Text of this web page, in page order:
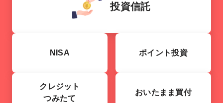
投資信託
NISA ポイント投資
クレジット
つみたて
おいたまま買付